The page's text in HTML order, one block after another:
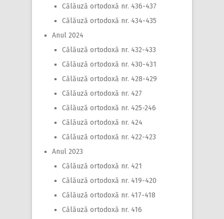
Călăuză ortodoxă nr. 436-437
Călăuză ortodoxă nr. 434-435
Anul 2024
Călăuză ortodoxă nr. 432-433
Călăuză ortodoxă nr. 430-431
Călăuză ortodoxă nr. 428-429
Călăuză ortodoxă nr. 427
Călăuză ortodoxă nr. 425-246
Călăuză ortodoxă nr. 424
Călăuză ortodoxă nr. 422-423
Anul 2023
Călăuză ortodoxă nr. 421
Călăuză ortodoxă nr. 419-420
Călăuză ortodoxă nr. 417-418
Călăuză ortodoxă nr. 416